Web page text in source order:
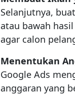
Selanjutnya,
atau bawah
agar calon
Menentukan
Google Ads
anggaran yang